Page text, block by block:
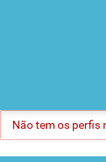
Não tem os perfis